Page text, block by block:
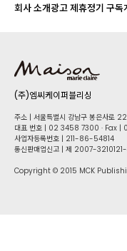
회사 소개광고 제휴정기 구독
(주)엠씨케이퍼블리싱
주소 | 서울특별시 강남구 봉은사로
대표 번호 | 02 34​58 7300 · Fax |
사업자등록번호 | 211-86-5​4814
통신판매업신고 | 제 2007-
Copyright © 2015 MCK